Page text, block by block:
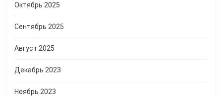
Октябрь 2025
Сентябрь 2025
Август 2025
Декабрь 2023
Ноябрь 2023